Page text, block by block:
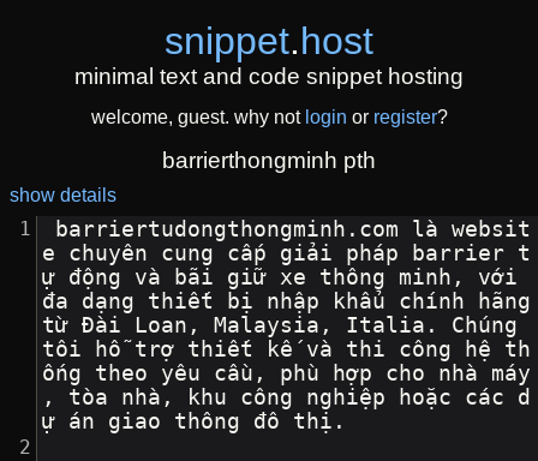
snippet.host
minimal text and code snippet hosting
welcome, guest. why not login or register?
barrierthongminh pth
show details
e chuyên cung cấp giải pháp barrier t
ự động và bãi giữ xe thông minh, với
đa dạng thiết bị nhập khẩu chính hãng
từ Đài Loan, Malaysia, Italia. Chúng
tôi hỗ trợ thiết kế và thi công hệ th
ống theo yêu cầu, phù hợp cho nhà máy
, tòa nhà, khu công nghiệp hoặc các d
ự án giao thông đô thị.